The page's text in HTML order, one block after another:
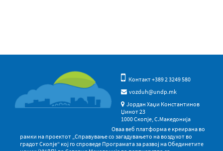
Контакт +389 2 3249 580
vozduh@undp.mk
Јордан Хаџи Константинов
Џинот 23
1000 Скопје, С.Македонија
Оваа веб платформа е креирана во
рамки на проектот „Справување со загадувањето на воздухот во
градот Скопје“ кој го спроведе Програмата за развој на Обединетите